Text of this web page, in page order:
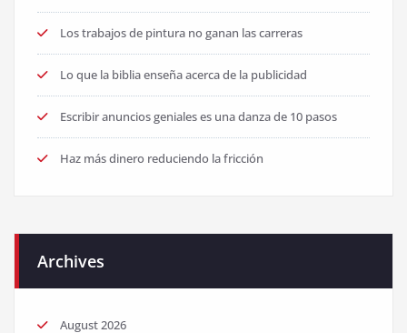
Los trabajos de pintura no ganan las carreras
Lo que la biblia enseña acerca de la publicidad
Escribir anuncios geniales es una danza de 10 pasos
Haz más dinero reduciendo la fricción
Archives
August 2026